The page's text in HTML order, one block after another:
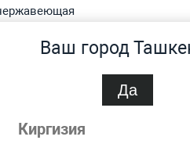
Ваш город
Да
Киргизия
12Х18Н10Т, AISI 304, 08Х18Н10Т,